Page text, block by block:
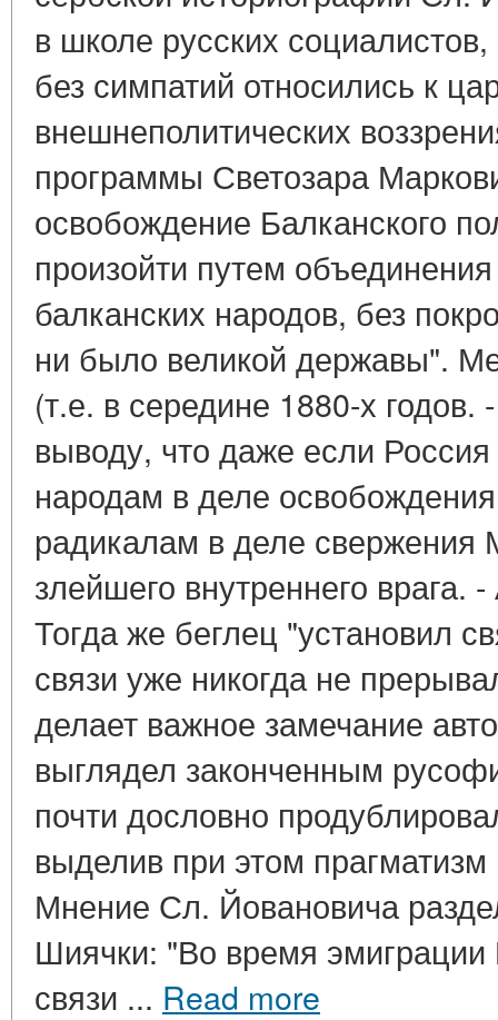
в школе русских
без симпатий относились к
внешнеполитических
программы Светозара
освобождение Балканского
произойти путем
балканских народов, без
ни было великой державы".
(т.е. в середине 1880-х
выводу, что даже если
народам в деле
радикалам в деле
злейшего внутреннего
Тогда же беглец "установил
связи уже никогда не
делает важное замечание
выглядел законченным
почти дословно
выделив при этом
Мнение Сл. Йовановича
Шиячки: "Во время
связи ... Read more